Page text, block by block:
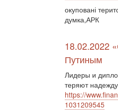
окуповані
думка,АРК
18.02.2022
Путиным
Лидеры и
теряют
https://
1031209545